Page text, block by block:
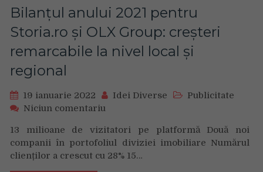
Xclipse
și
arhitectură
RDNA
Bilanțul anului 2021 pentru
Storia.ro și OLX Group: creșteri
remarcabile la nivel local și
regional
19 ianuarie 2022 Idei Diverse
Publicitate
Niciun comentariu
anului
2021
pentru
13 milioane de vizitatori pe platformă Două noi
companii în portofoliul diviziei imobiliare Numărul
clienților a crescut cu 28% 15…